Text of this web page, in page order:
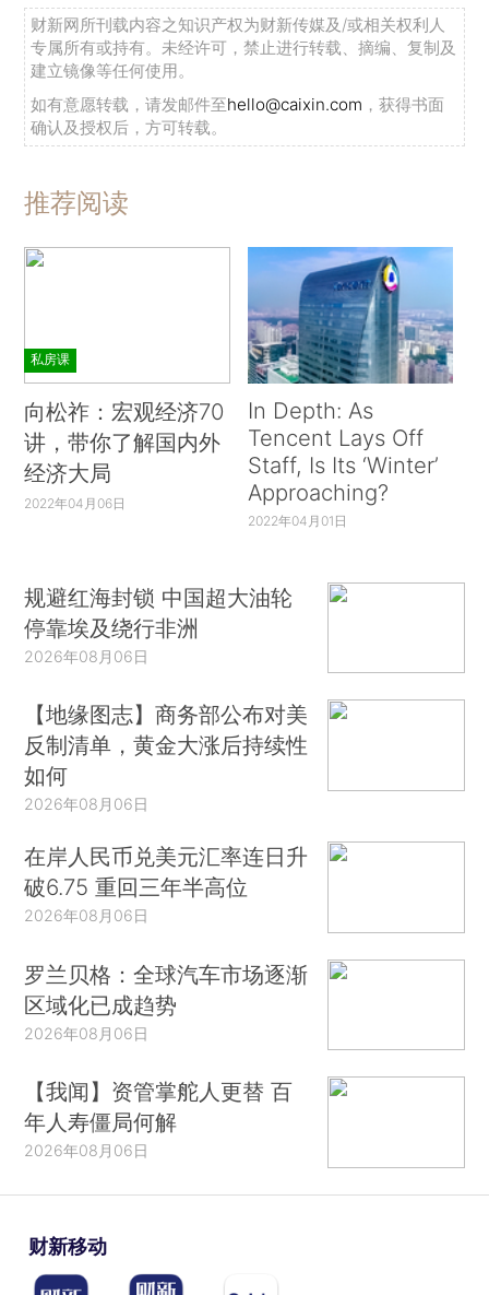
财新网所刊载内容之知识产权为财新传媒及/或相关权利人
专属所有或持有。未经许可，禁止进行转载、摘编、复制及
建立镜像等任何使用。
如有意愿转载，请发邮件至hello@caixin.com ，获得书面
确认及授权后，方可转载。
推荐阅读
私房课
向松祚：宏观经济70
讲，带你了解国内外
经济大局
2022年04月06日
In Depth: As
Tencent Lays Off
Staff, Is Its ‘Winter’
Approaching?
2022年04月01日
规避红海封锁 中国超大油轮
停靠埃及绕行非洲
2026年08月06日
【地缘图志】商务部公布对美
反制清单，黄金大涨后持续性
如何
2026年08月06日
在岸人民币兑美元汇率连日升
破6.75 重回三年半高位
2026年08月06日
罗兰贝格：全球汽车市场逐渐
区域化已成趋势
2026年08月06日
【我闻】资管掌舵人更替 百
年人寿僵局何解
2026年08月06日
财新移动